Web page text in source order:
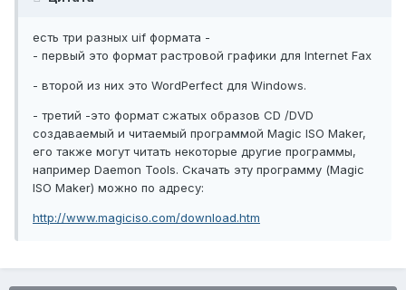
есть три разных uif формата -
- первый это формат растровой графики для Internet Fax
- второй из них это WordPerfect для Windows.
- третий -это формат сжатых образов CD /DVD
создаваемый и читаемый программой Magic ISO Maker,
его также могут читать некоторые другие программы,
например Daemon Tools. Скачать эту программу (Magic
ISO Maker) можно по адресу:
http://www.magiciso.com/download.htm